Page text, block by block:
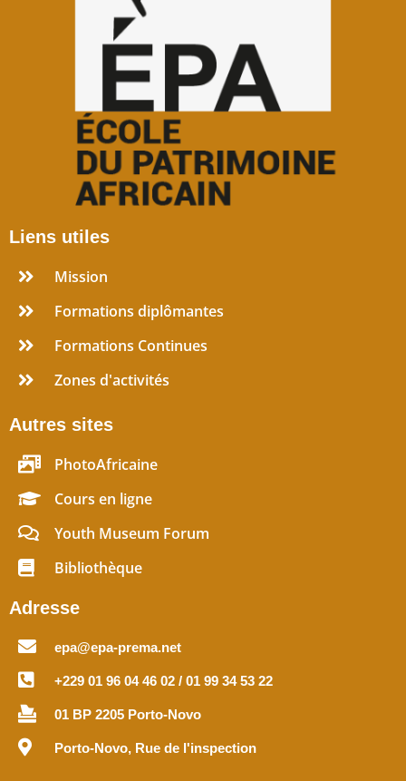
Liens utiles
Mission
Formations diplômantes
Formations Continues
Zones d'activités
Autres sites
PhotoAfricaine
Cours en ligne
Youth Museum Forum
Bibliothèque
Adresse
epa@epa-prema.net
+229 01 96 04 46 02 / 01 99 34 53 22
01 BP 2205 Porto-Novo
Porto-Novo, Rue de l'inspection